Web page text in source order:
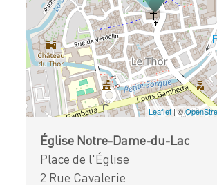
Leaflet| ©
Église Notre-Dame-du-Lac
Place de l'Église
2 Rue Cavalerie